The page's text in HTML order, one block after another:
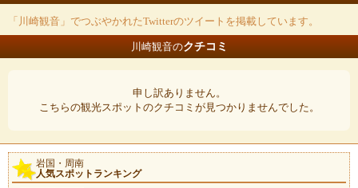
「川崎観音」でつぶやかれたTwitterのツイートを掲載しています。
川崎観音のクチコミ
申し訳ありません。
こちらの観光スポットのクチコミが見つかりませんでした。
岩国・周南
人気スポットランキング